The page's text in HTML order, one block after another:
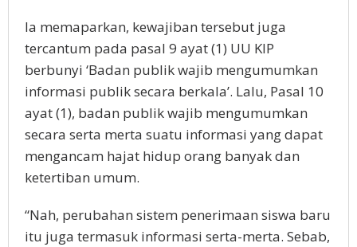
Ia memaparkan, kewajiban tersebut juga
tercantum pada pasal 9 ayat (1) UU KIP
berbunyi ‘Badan publik wajib mengumumkan
informasi publik secara berkala’. Lalu, Pasal 10
ayat (1), badan publik wajib mengumumkan
secara serta merta suatu informasi yang dapat
mengancam hajat hidup orang banyak dan
ketertiban umum.
“Nah, perubahan sistem penerimaan siswa baru
itu juga termasuk informasi serta-merta. Sebab,